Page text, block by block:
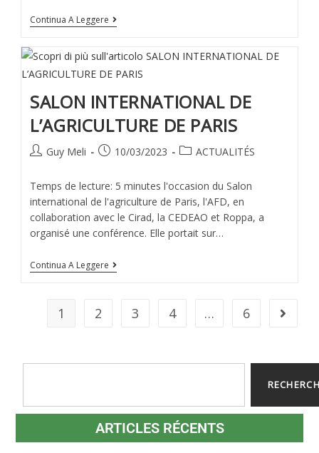
Continua A Leggere
SALON INTERNATIONAL DE
L’AGRICULTURE DE PARIS
Guy Meli 10/03/2023 ACTUALITÉS
Temps de lecture: 5 minutes l'occasion du Salon
international de l'agriculture de Paris, l'AFD, en
collaboration avec le Cirad, la CEDEAO et Roppa, a
organisé une conférence. Elle portait sur…
Continua A Leggere
1 2 3 4 … 6
ARTICLES RÉCENTS